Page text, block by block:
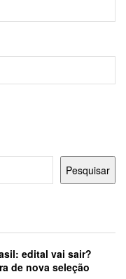
Pesquisar
edital vai sair?
de nova seleção